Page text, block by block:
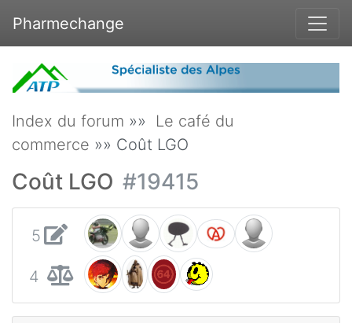
Pharmechange
Index du forum »» Le café du
commerce »» Coût LGO
Coût LGO #19415
5
4